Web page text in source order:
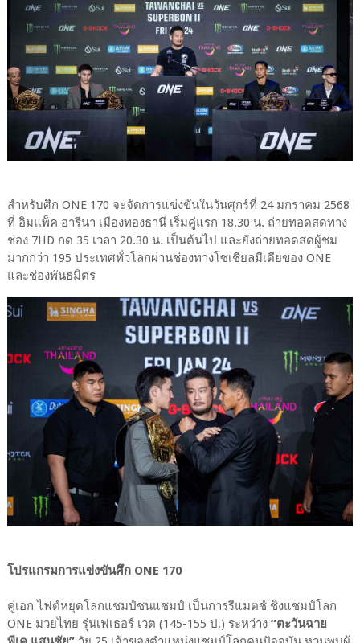
สำหรับศึก ONE 170 จะจัดการแข่งขันในวันศุกร์ที่ 24 มกราคม 2568
ที่ อิมแพ็ค อารีนา เมืองทองธานี เริ่มคู่แรก 18.30 น. ถ่ายทอดสดทาง
ช่อง 7HD กด 35 เวลา 20.30 น. เป็นต้นไป และยังถ่ายทอดสดผู้ชม
มากกว่า 195 ประเทศทั่วโลกผ่านช่องทางโซเชียลมีเดียของ ONE
และช่องพันธมิตร
โปรแกรมการแข่งขันศึก ONE 170
คู่เอก ไฟต์หยุดโลกแชมป์ชนแชมป์ เป็นการรีแมตช์ ชิงแชมป์โลก
ONE มวยไทย รุ่นเฟเธอร์ เวต (145-155 ป.) ระหว่าง “ตะวันฉาย